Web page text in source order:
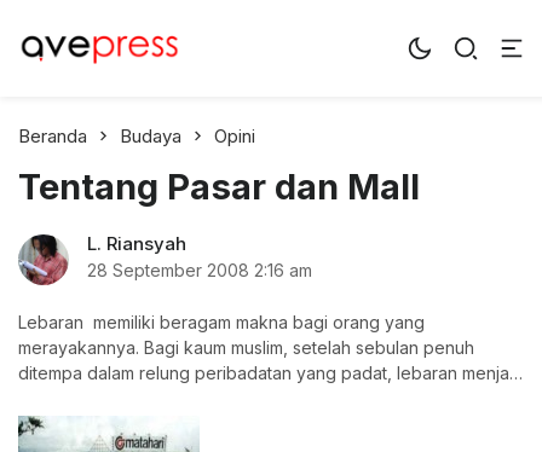
AvePress.com
Belajar dari Komentar
Beranda Budaya Opini
Tentang Pasar dan Mall
L. Riansyah
28 September 2008 2:16 am
Lebaran memiliki beragam makna bagi orang yang
merayakannya. Bagi kaum muslim, setelah sebulan penuh
ditempa dalam relung peribadatan yang padat, lebaran menjadi